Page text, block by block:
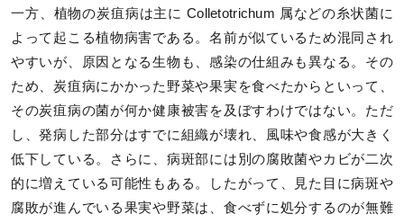
一方、植物の炭疽病は主に Colletotrichum 属などの糸状菌に
よって起こる植物病害である。名前が似ているため混同され
やすいが、原因となる生物も、感染の仕組みも異なる。その
ため、炭疽病にかかった野菜や果実を食べたからといって、
その炭疽病の菌が何か健康被害を及ぼすわけではない。ただ
し、発病した部分はすでに組織が壊れ、風味や食感が大きく
低下している。さらに、病斑部には別の腐敗菌やカビが二次
的に増えている可能性もある。したがって、見た目に病斑や
腐敗が進んでいる果実や野菜は、食べずに処分するのが無難